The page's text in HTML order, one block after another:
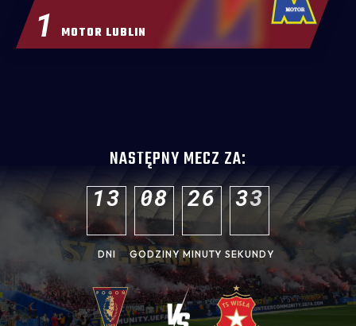
MOTOR LUBLIN
1
NASTĘPNY MECZ ZA:
13
DNI
08
GODZINY
26
MINUTY
31
SEKUNDY